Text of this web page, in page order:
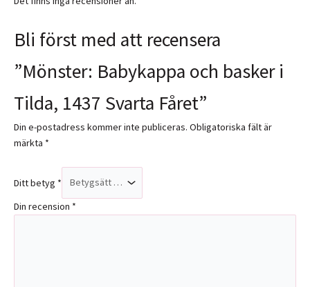
Bli först med att recensera
”Mönster: Babykappa och basker i
Tilda, 1437 Svarta Fåret”
Din e-postadress kommer inte publiceras. Obligatoriska fält är
märkta *
Ditt betyg *
Din recension *